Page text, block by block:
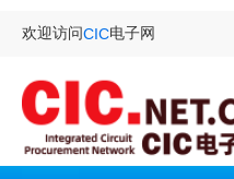
欢迎访问CIC电子网